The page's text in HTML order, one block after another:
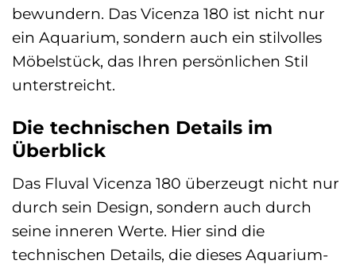
bewundern. Das Vicenza 180 ist nicht nur
ein Aquarium, sondern auch ein stilvolles
Möbelstück, das Ihren persönlichen Stil
unterstreicht.
Die technischen Details im
Überblick
Das Fluval Vicenza 180 überzeugt nicht nur
durch sein Design, sondern auch durch
seine inneren Werte. Hier sind die
technischen Details, die dieses Aquarium-